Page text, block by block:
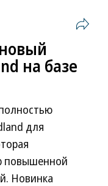
на базе
для
повышенной
Новинка